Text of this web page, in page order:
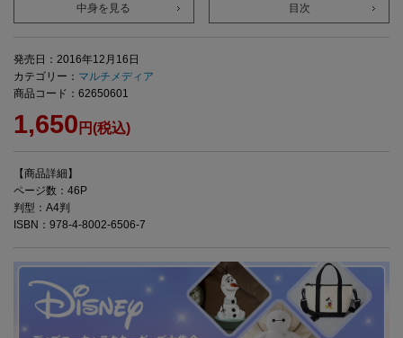
中身を見る 目次
発売日：2016年12月16日
カテゴリー： マルチメディア
商品コード：62650601
1,650 円(税込)
【商品詳細】
ページ数：46P
判型：A4判
ISBN：978-4-8002-6506-7